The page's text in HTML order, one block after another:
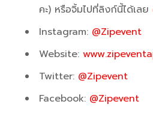
คะ) หรือจิ้มไปที่ลิงก์นี้ได้เลย
Instagram: @Zipevent
Website:
Twitter: @Zipevent
Facebook: @Zipevent